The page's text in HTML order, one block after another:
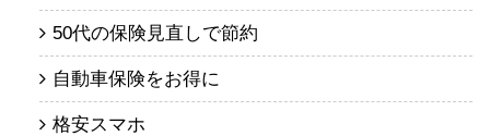
50代の保険見直しで節約
自動車保険をお得に
格安スマホ